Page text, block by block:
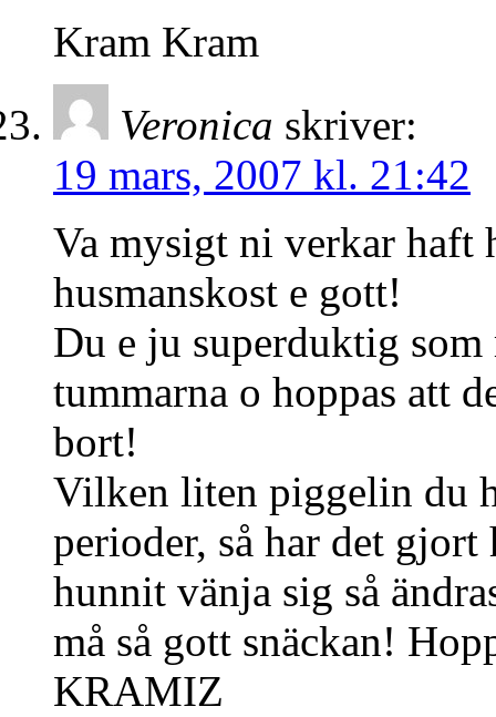
Kram Kram
Veronica skriver:
19 mars, 2007 kl. 21:42
Va mysigt ni verkar haft
husmanskost e gott!
Du e ju superduktig
tummarna o hoppas att
bort!
Vilken liten piggelin du
perioder, så har det
hunnit vänja sig så
må så gott snäckan!
KRAMIZ